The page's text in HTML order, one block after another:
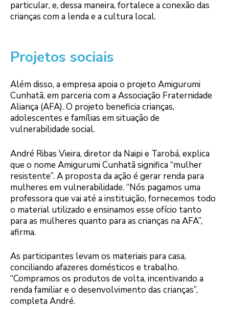
particular, e, dessa maneira, fortalece a conexão das
crianças com a lenda e a cultura local.
Projetos sociais
Além disso, a empresa apoia o projeto Amigurumi
Cunhatã, em parceria com a Associação Fraternidade
Aliança (AFA). O projeto beneficia crianças,
adolescentes e famílias em situação de
vulnerabilidade social.
André Ribas Vieira, diretor da Naipi e Tarobá, explica
que o nome Amigurumi Cunhatã significa “mulher
resistente”. A proposta da ação é gerar renda para
mulheres em vulnerabilidade. “Nós pagamos uma
professora que vai até a instituição, fornecemos todo
o material utilizado e ensinamos esse ofício tanto
para as mulheres quanto para as crianças na AFA”,
afirma.
As participantes levam os materiais para casa,
conciliando afazeres domésticos e trabalho.
“Compramos os produtos de volta, incentivando a
renda familiar e o desenvolvimento das crianças”,
completa André.